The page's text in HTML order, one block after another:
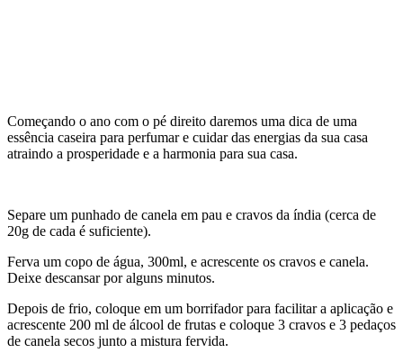
Começando o ano com o pé direito daremos uma dica de uma
essência caseira para perfumar e cuidar das energias da sua casa
atraindo a prosperidade e a harmonia para sua casa.
Separe um punhado de canela em pau e cravos da índia (cerca de
20g de cada é suficiente).
Ferva um copo de água, 300ml, e acrescente os cravos e canela.
Deixe descansar por alguns minutos.
Depois de frio, coloque em um borrifador para facilitar a aplicação e
acrescente 200 ml de álcool de frutas e coloque 3 cravos e 3 pedaços
de canela secos junto a mistura fervida.